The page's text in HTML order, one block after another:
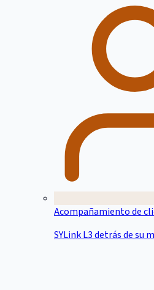
Acompañamiento de
SYLink L3 detrás de su